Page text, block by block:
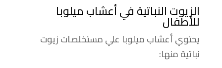
الزيوت النباتية في أعشاب ميلوبا
للأطفال
يحتوي أعشاب ميلوبا علي مستخلصات زيوت
نباتية منها: